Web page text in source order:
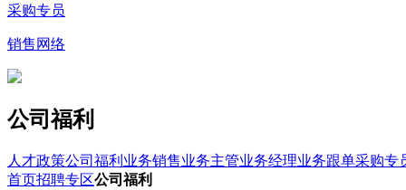
采购专员
销售网络
公司福利
人才政策公司福利 业务销售业务主管业务经理业务跟单采购专
首页招聘专区公司福利